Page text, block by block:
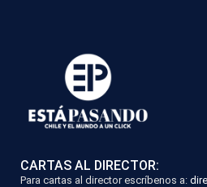
CARTAS AL DIRECTOR:
Para cartas al director escríbenos a: